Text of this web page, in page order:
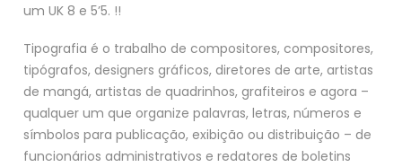
um UK 8 e 5’5. !!
Tipografia é o trabalho de compositores, compositores,
tipógrafos, designers gráficos, diretores de arte, artistas
de mangá, artistas de quadrinhos, grafiteiros e agora –
qualquer um que organize palavras, letras, números e
símbolos para publicação, exibição ou distribuição – de
funcionários administrativos e redatores de boletins